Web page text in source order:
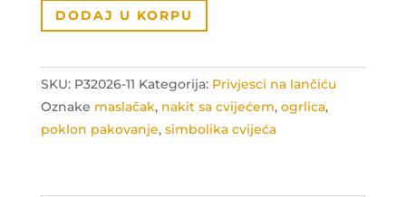
Ogrlica
simbol
snova
količina
DODAJ U KORPU
SKU: P32026-11 Kategorija: Privjesci na lančiću
Oznake maslačak, nakit sa cvijećem, ogrlica,
poklon pakovanje, simbolika cvijeća